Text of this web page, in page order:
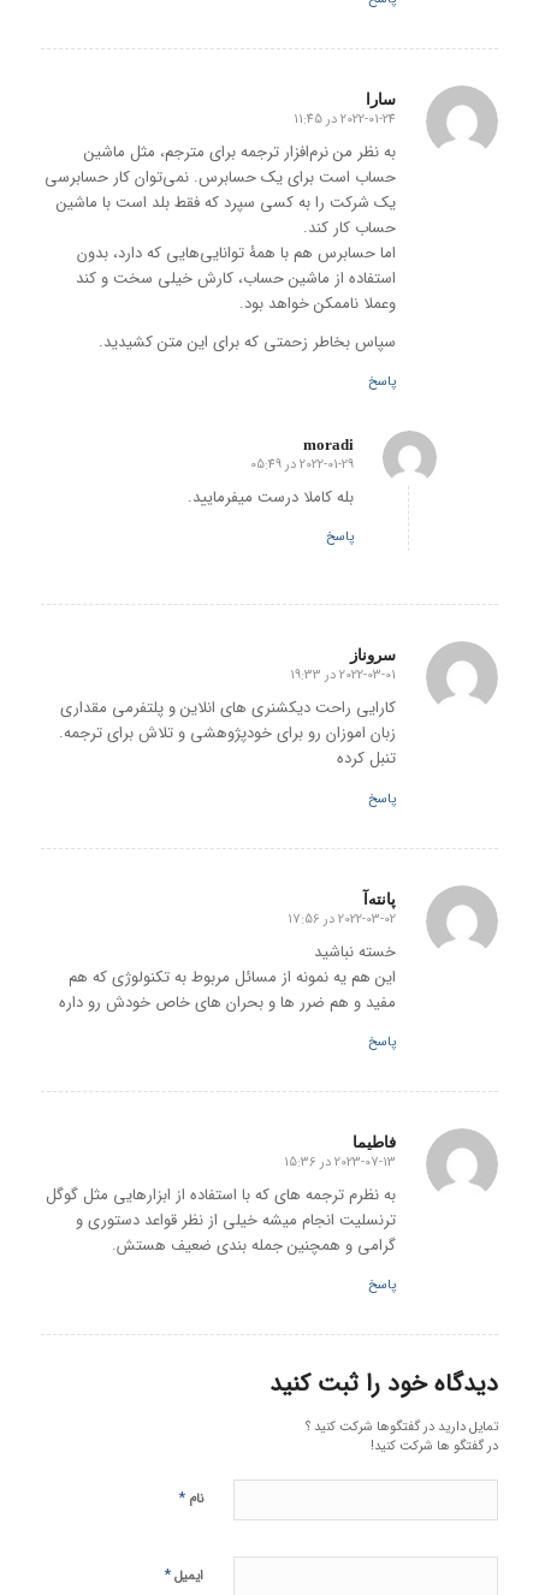
سارا
گفته:
2022-01-24 در 11:45
به نظر من نرم‌افزار ترجمه برای مترجم، مثل ماشین
حساب است برای یک حسابرس. نمی‌توان کار حسابرسی
یک شرکت را به کسی سپرد که فقط بلد است با ماشین
حساب کار کند.
اما حسابرس هم با همۀ توانایی‌هایی که دارد، بدون
استفاده از ماشین حساب، کارش خیلی سخت و کند
وعملا ناممکن خواهد بود.
سپاس بخاطر زحمتی که برای این متن کشیدید.
پاسخ
moradi
گفته:
2022-01-29 در 05:49
بله کاملا درست میفرمایید.
پاسخ
سروناز
گفته:
2022-03-01 در 19:33
کارایی راحت دیکشنری های انلاین و پلتفرمی مقداری
زبان اموزان رو برای خودپژوهشی و تلاش برای ترجمه.
تنبل کرده
پاسخ
پانته‌آ
گفته:
2022-03-02 در 17:56
خسته نباشید
این هم یه نمونه از مسائل مربوط به تکنولوژی که هم
مفید و هم ضرر ها و بحران های خاص خودش رو داره
پاسخ
فاطیما
گفته:
2023-07-13 در 15:36
به نظرم ترجمه های که با استفاده از ابزارهایی مثل گوگل
ترنسلیت انجام میشه خیلی از نظر قواعد دستوری و
گرامی و همچنین جمله بندی ضعیف هستش.
پاسخ
دیدگاه خود را ثبت کنید
تمایل دارید در گفتگوها شرکت کنید ؟
در گفتگو ها شرکت کنید!
نام *
ایمیل*